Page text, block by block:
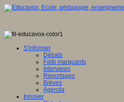
S'informer
Débats
Faits marquants
Interviews
Reportages
Brèves
Agenda
Innover